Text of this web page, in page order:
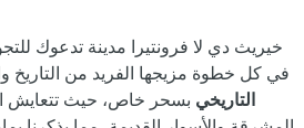
خيريث دي لا فرونتيرا مدينة تدعوك
في كل خطوة مزيجها الفريد من التاريخ
التاريخي بسحر خاص، حيث تتعايش